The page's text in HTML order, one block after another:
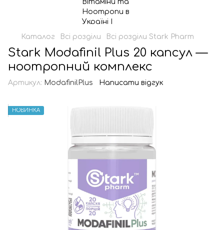
Каталог Всі розділи Всі розділи Stark Pharm
Stark Modafinil Plus 20 капсул —
ноотропний комплекс
Артикул: ModafinilPlus Написати відгук
НОВИНКА